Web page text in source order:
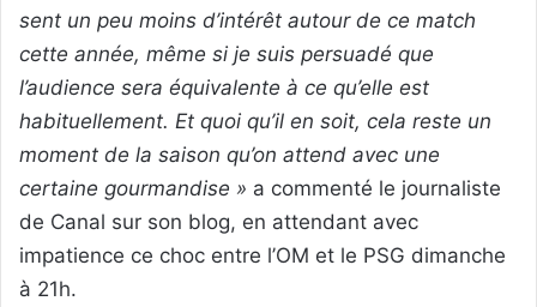
sent un peu moins d’intérêt autour de ce match
cette année, même si je suis persuadé que
l’audience sera équivalente à ce qu’elle est
habituellement. Et quoi qu’il en soit, cela reste un
moment de la saison qu’on attend avec une
certaine gourmandise » a commenté le journaliste
de Canal sur son blog, en attendant avec
impatience ce choc entre l’OM et le PSG dimanche
à 21h.